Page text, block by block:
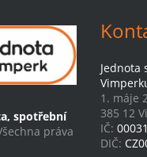
spotřební
práva
Jednota
1. máje
385 12
IČ:
DIČ: